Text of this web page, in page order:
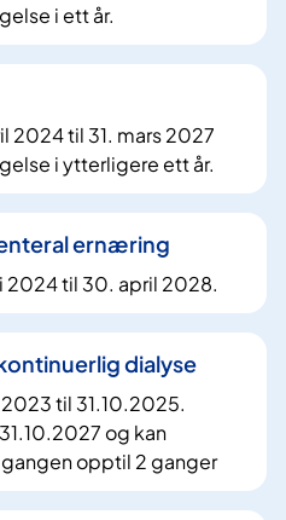
i ett år.
2024 til 31. mars 2027
i ytterligere ett år.
ernæring
2024 til 30. april 2028.
dialyse
til 31.10.2025.
og kan
opptil 2 ganger